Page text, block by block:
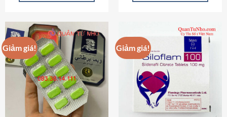
này
có
nhiều
biến
thể.
Các
tùy
chọn
có
này
nhiều
biến
tùy
chọn
có
Giảm giá! Giảm giá!